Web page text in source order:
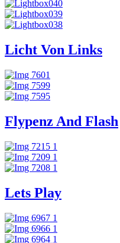
Licht Von Links
Flypenz And Flash
Lets Play